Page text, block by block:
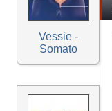
Vessie -
Somato